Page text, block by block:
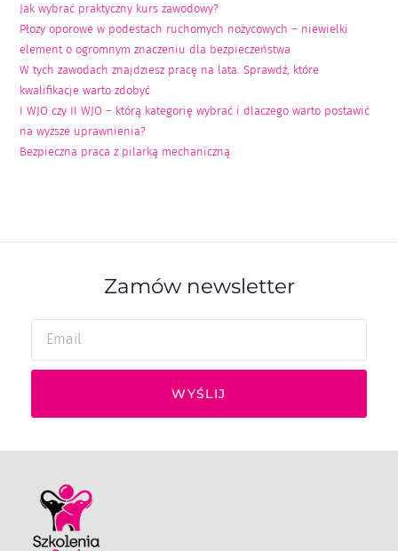
Jak wybrać praktyczny kurs zawodowy?
Płozy oporowe w podestach ruchomych nożycowych – niewielki
element o ogromnym znaczeniu dla bezpieczeństwa
W tych zawodach znajdziesz pracę na lata. Sprawdź, które
kwalifikacje warto zdobyć
I WJO czy II WJO – którą kategorię wybrać i dlaczego warto postawić
na wyższe uprawnienia?
Bezpieczna praca z pilarką mechaniczną
Zamów newsletter
WYŚLIJ